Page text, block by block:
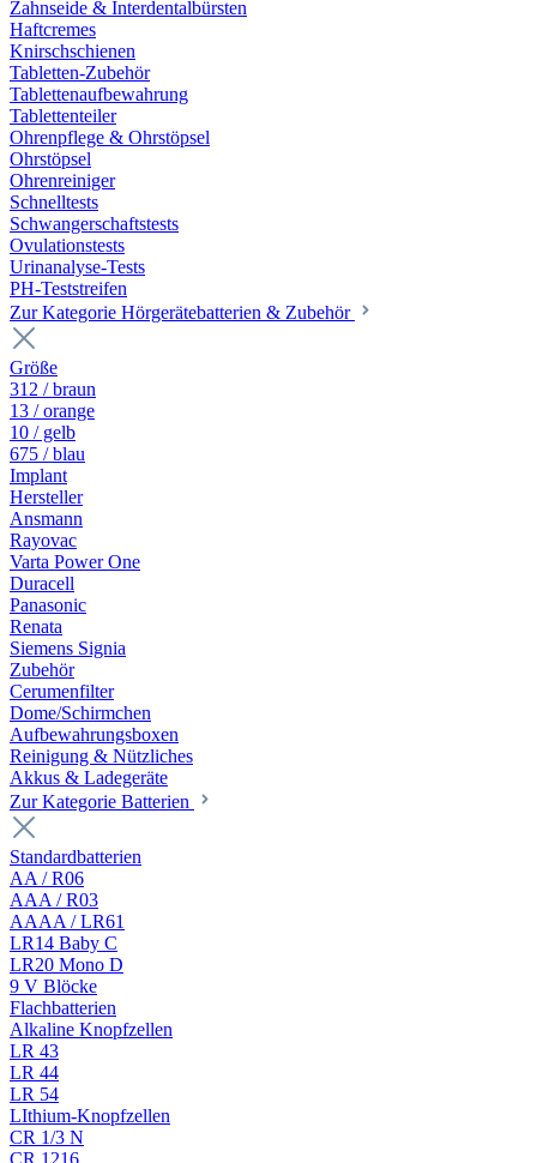
Zahnseide & Interdentalbürsten
Haftcremes
Knirschschienen
Tabletten-Zubehör
Tablettenaufbewahrung
Tablettenteiler
Ohrenpflege & Ohrstöpsel
Ohrstöpsel
Ohrenreiniger
Schnelltests
Schwangerschaftstests
Ovulationstests
Urinanalyse-Tests
PH-Teststreifen
Zur Kategorie Hörgerätebatterien & Zubehör
Größe
312 / braun
13 / orange
10 / gelb
675 / blau
Implant
Hersteller
Ansmann
Rayovac
Varta Power One
Duracell
Panasonic
Renata
Siemens Signia
Zubehör
Cerumenfilter
Dome/Schirmchen
Aufbewahrungsboxen
Reinigung & Nützliches
Akkus & Ladegeräte
Zur Kategorie Batterien
Standardbatterien
AA / R06
AAA / R03
AAAA / LR61
LR14 Baby C
LR20 Mono D
9 V Blöcke
Flachbatterien
Alkaline Knopfzellen
LR 43
LR 44
LR 54
LIthium-Knopfzellen
CR 1/3 N
CR 1216